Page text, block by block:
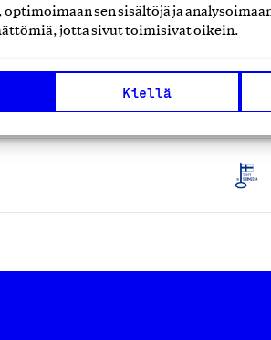
sen sisältöjä ja
jotta sivut toimisivat oikein.
Kiellä